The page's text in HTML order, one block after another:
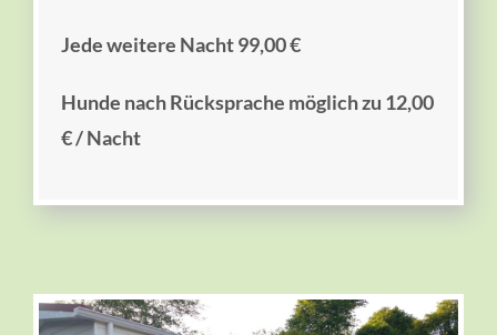
Jede weitere Nacht 99,00 €
Hunde nach Rücksprache möglich zu 12,00
€ / Nacht